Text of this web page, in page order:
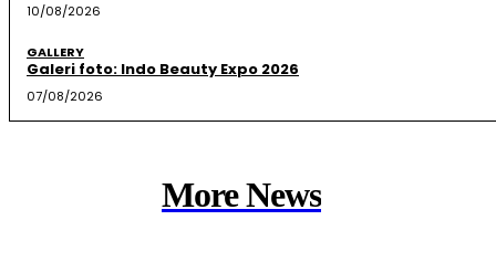
10/08/2026
GALLERY
Galeri foto: Indo Beauty Expo 2026
07/08/2026
More News